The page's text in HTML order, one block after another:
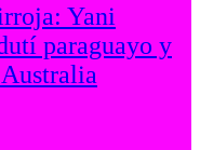
Yani
paraguayo y